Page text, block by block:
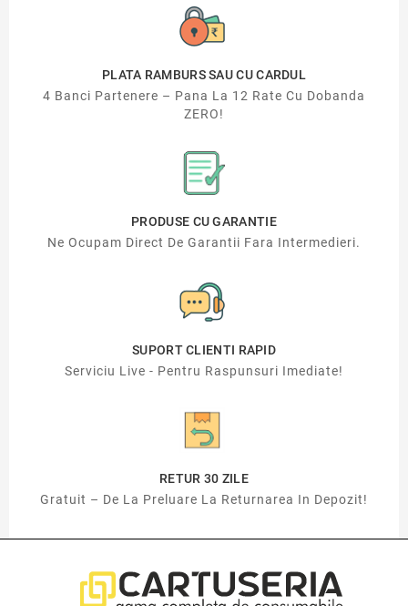
PLATA RAMBURS SAU CU CARDUL
4 Banci Partenere – Pana La 12 Rate Cu Dobanda
ZERO!
PRODUSE CU GARANTIE
Ne Ocupam Direct De Garantii Fara Intermedieri.
SUPORT CLIENTI RAPID
Serviciu Live - Pentru Raspunsuri Imediate!
RETUR 30 ZILE
Gratuit – De La Preluare La Returnarea In Depozit!